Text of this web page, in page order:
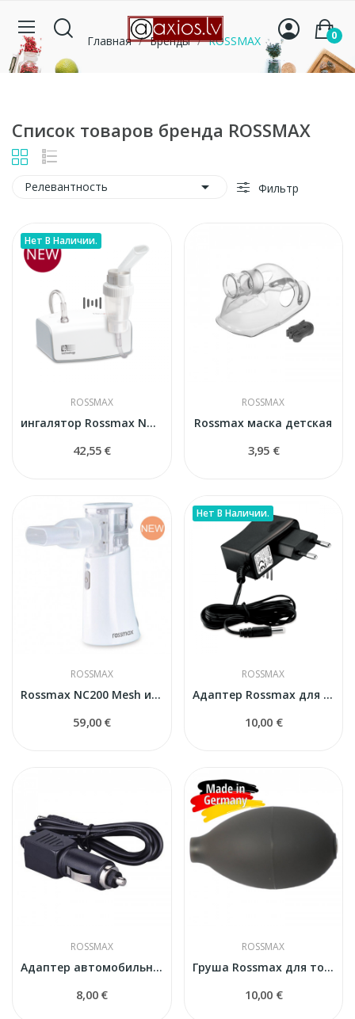
0
Главная Бренды ROSSMAX
Список товаров бренда ROSSMAX
Релевантность  Фильтр
Нет В Наличии.
ROSSMAX
ингалятор Rossmax NB60
42,55 €
ROSSMAX
Rossmax маска детская
3,95 €
ROSSMAX
Rossmax NC200 Mesh ингалятор
59,00 €
Нет В Наличии.
ROSSMAX
Адаптер Rossmax для ингаляторов
10,00 €
ROSSMAX
Адаптер автомобильный для ингалятора NI60
8,00 €
ROSSMAX
Груша Rossmax для тонометра
10,00 €